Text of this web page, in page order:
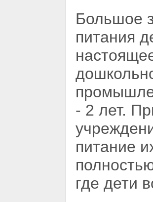
Большое
питания
- 2 лет.
питание
где дети